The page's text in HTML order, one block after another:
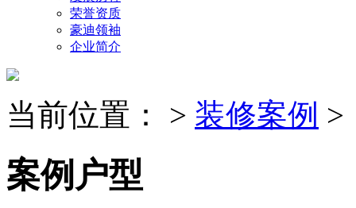
荣誉资质
豪迪领袖
企业简介
当前位置： > 装修案例 >
案例户型